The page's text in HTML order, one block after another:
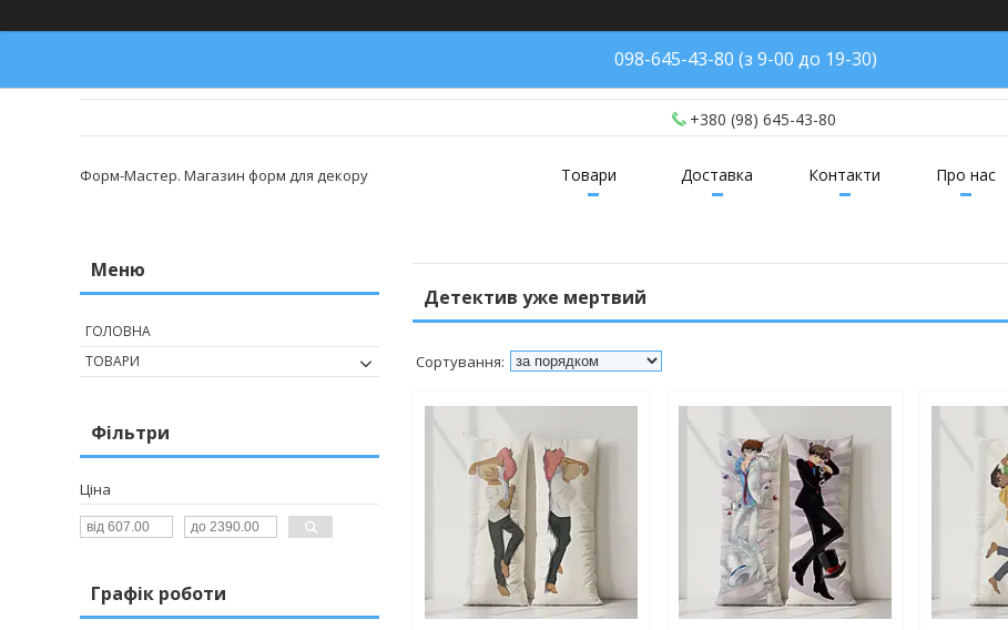
098-645-43-80 (з 9-00 до 19-30)
+380 (98) 645-43-80
Форм-Мастер. Магазин форм для декору Товари Доставка Контакти Про нас
Детектив уже мертвий
ГОЛОВНА
ТОВАРИ
Фільтри
Ціна
Графік роботи